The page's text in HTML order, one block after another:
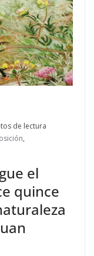
de lectura
,
el
quince